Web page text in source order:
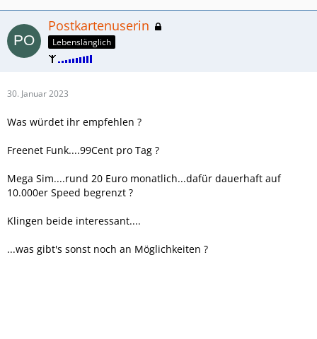
Postkartenuserin
Lebenslänglich
30. Januar 2023
Was würdet ihr empfehlen ?
Freenet Funk....99Cent pro Tag ?
Mega Sim....rund 20 Euro monatlich...dafür dauerhaft auf
10.000er Speed begrenzt ?
Klingen beide interessant....
...was gibt's sonst noch an Möglichkeiten ?